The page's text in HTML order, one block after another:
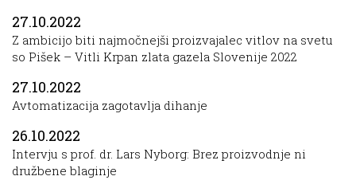
27.10.2022
Z ambicijo biti najmočnejši proizvajalec vitlov na svetu
so Pišek – Vitli Krpan zlata gazela Slovenije 2022
27.10.2022
Avtomatizacija zagotavlja dihanje
26.10.2022
Intervju s prof. dr. Lars Nyborg: Brez proizvodnje ni
družbene blaginje